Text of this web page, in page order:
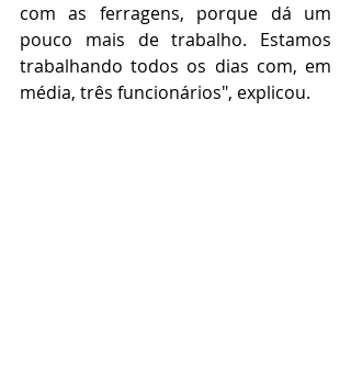
com as ferragens, porque dá um
pouco mais de trabalho. Estamos
trabalhando todos os dias com, em
média, três funcionários", explicou.